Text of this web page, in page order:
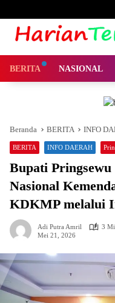
BERITA NASIONAL
Beranda BERITA INFO
BERITA INFO DAERAH
Bupati
Nasional
KDKMP melalui
Adi Putra Amril
3
Mei 21, 2026